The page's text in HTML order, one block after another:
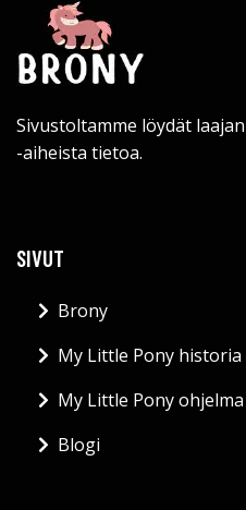
Sivustoltamme löydät
-aiheista tietoa.
SIVUT
Brony
My Little Pony historia
My Little Pony ohjelma
Blogi